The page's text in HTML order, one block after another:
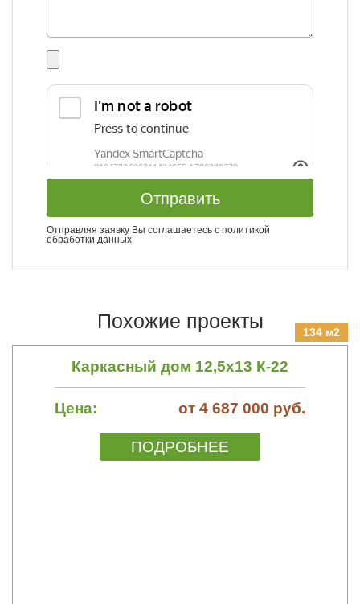
Отправить
Отправляя заявку Вы соглашаетесь с политикой
обработки данных
Похожие проекты 134 м2
Каркасный дом 12,5х13 К-22
Цена: от 4 687 000 руб.
ПОДРОБНЕЕ